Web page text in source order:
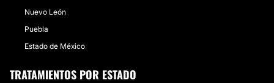
Nuevo León
Puebla
Estado de México
TRATAMIENTOS POR ESTADO